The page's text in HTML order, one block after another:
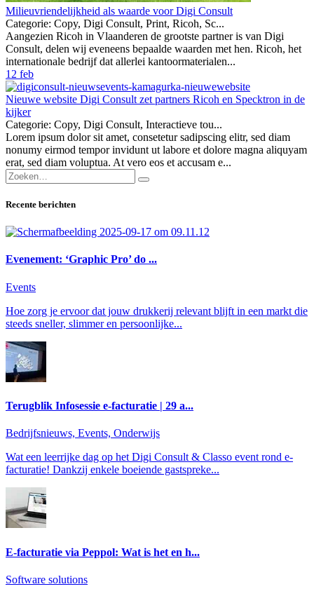
Milieuvriendelijkheid als waarde voor Digi Consult
Categorie: Copy, Digi Consult, Print, Ricoh, Sc...
Aangezien Ricoh in Vlaanderen de grootste partner is van Digi
Consult, delen wij eveneens bepaalde waarden met hen. Ricoh, het
internationale bedrijf dat allerlei kantoormaterialen...
12 feb
Nieuwe website Digi Consult zet partners Ricoh en Specktron in de
kijker
Categorie: Copy, Digi Consult, Interactieve tou...
Lorem ipsum dolor sit amet, consetetur sadipscing elitr, sed diam
nonumy eirmod tempor invidunt ut labore et dolore magna aliquyam
erat, sed diam voluptua. At vero eos et accusam e...
Recente berichten
Evenement: ‘Graphic Pro’ do ...
Events
Hoe zorg je ervoor dat jouw drukkerij relevant blijft in een markt die
steeds sneller, slimmer en persoonlijke...
Terugblik Infosessie e-facturatie | 29 a...
Bedrijfsnieuws, Events, Onderwijs
Wat een leerrijke dag op het Digi Consult & Classo event rond e-
facturatie! Dankzij enkele boeiende gastspreke...
E-facturatie via Peppol: Wat is het en h...
Software solutions